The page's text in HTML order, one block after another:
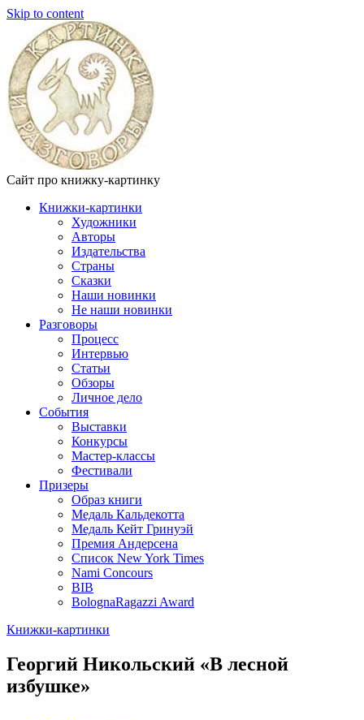
Skip to content
Сайт про книжку-картинку
Книжки-картинки
Художники
Авторы
Издательства
Страны
Сказки
Наши новинки
Не наши новинки
Разговоры
Процесс
Интервью
Статьи
Обзоры
Личное дело
События
Выставки
Конкурсы
Мастер-классы
Фестивали
Призеры
Образ книги
Медаль Кальдекотта
Медаль Кейт Гринуэй
Премия Андерсена
Список New York Times
Nami Concours
BIB
BolognaRagazzi Award
Книжки-картинки
Георгий Никольский «В лесной
избушке»